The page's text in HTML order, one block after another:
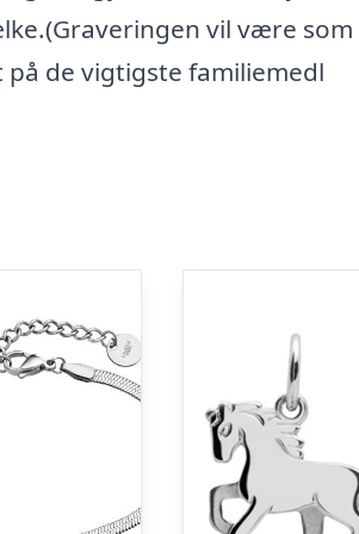
vil være som
de vigtigste familiemedl